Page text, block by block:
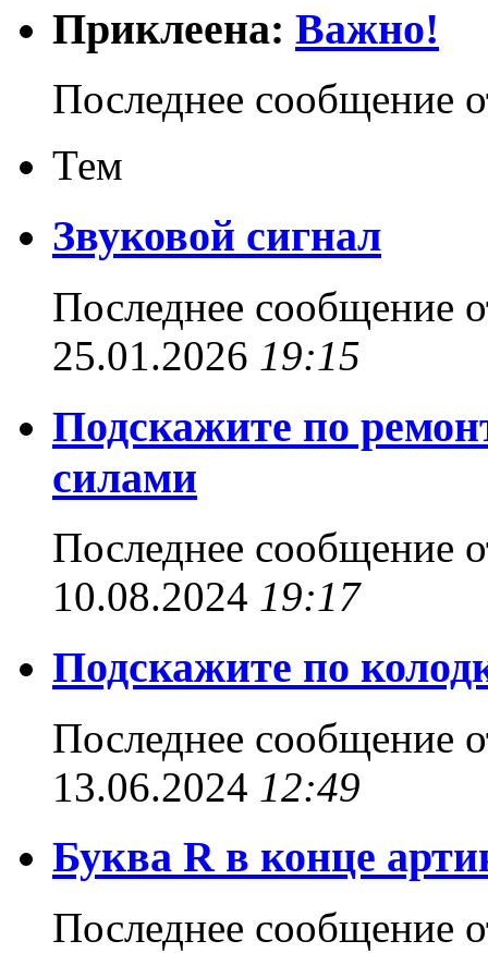
Приклеена: Важно!
Последнее сообщение
Тем
Звуковой сигнал
Последнее сообщение
25.01.2026 19:15
Подскажите по
силами
Последнее сообщение
10.08.2024 19:17
Подскажите по
Последнее сообщение
13.06.2024 12:49
Буква R в конце
Последнее сообщение